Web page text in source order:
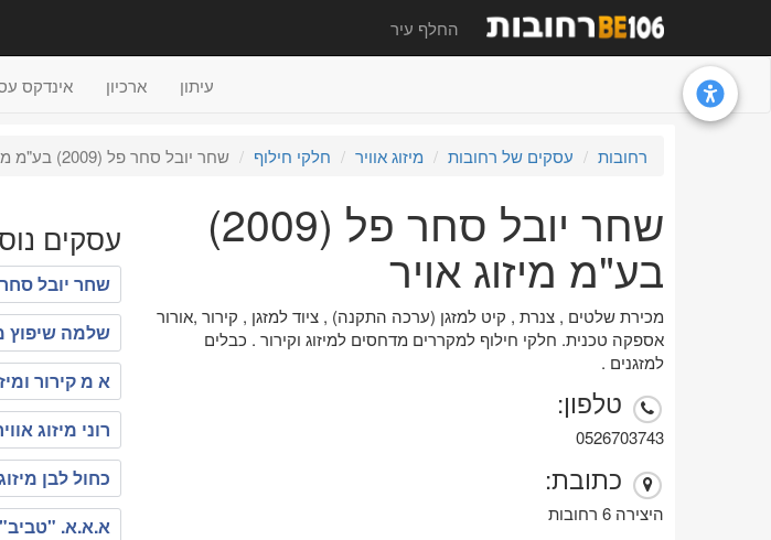
החלף עיר
עיתון ארכיון אינדקס
רחובות עסקים של רחובות מיזוג אוויר חלקי חילוף שחר יובל סחר פל (2009) בע"מ מיזוג אויר
שחר יובל סחר פל (2009)
בע"מ מיזוג אויר
מכירת שלטים , צנרת , קיט למזגן (ערכה התקנה) , ציוד למזגן , קירור ,אורור
אספקה טכנית. חלקי חילוף למקררים מדחסים למיזוג וקירור . כבלים
למזגנים .
טלפון:
0526703743
כתובת:
היצירה 6 רחובות
עסקים
שחר יובל סחר פל (2009) בע"מ
שלמה שיפוץ
א מ קירור
רוני מיזוג
כחול לבן
א.א.א. "טביב"